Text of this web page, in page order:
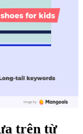
trên từ